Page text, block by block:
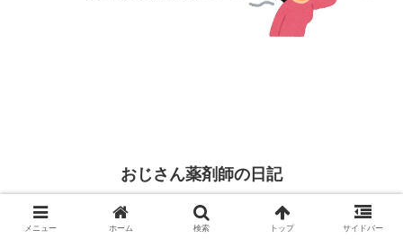
おじさん薬剤師の日記
＜お問い合わせ＞
＜プライバシーポリシー＞
メニュー ホーム 検索 トップ サイドバー